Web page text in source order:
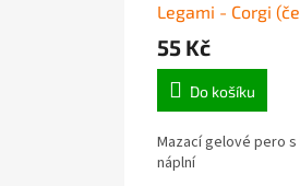
Legami - Corgi
55 Kč
Do košíku
Mazací gelové pero
náplní